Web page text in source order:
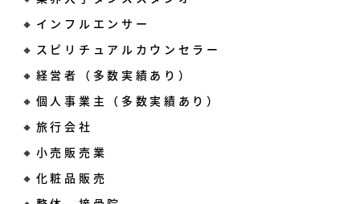
🔸インフルエンサー
🔸スピリチュアルカウンセラー
🔸経営者（多数実績あり）
🔸個人事業主（多数実績あり）
🔸旅行会社
🔸小売販売業
🔸化粧品販売